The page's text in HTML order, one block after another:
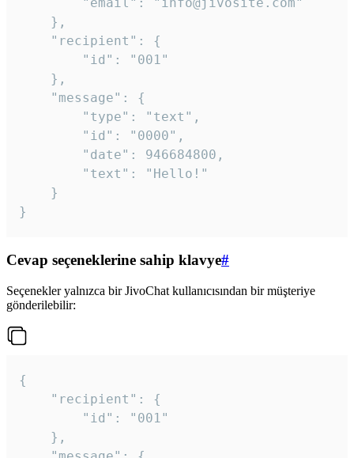
}
Cevap seçeneklerine sahip klavye#
Seçenekler yalnızca bir JivoChat kullanıcısından bir müşteriye
gönderilebilir:
{